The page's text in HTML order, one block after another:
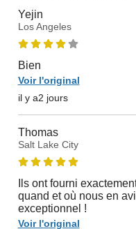
Yejin
Los Angeles
Bien
Voir l'original
il y a2 jours
Thomas
Salt Lake City
Ils ont fourni
quand et où nous en
exceptionnel !
Voir l'original